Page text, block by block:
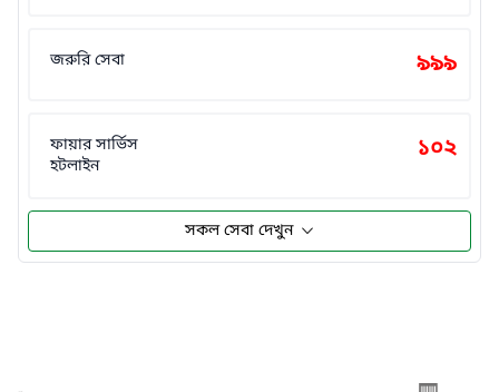
জরুরি সেবা ৯৯৯
ফায়ার সার্ভিস
হটলাইন
১০২
সকল সেবা দেখুন